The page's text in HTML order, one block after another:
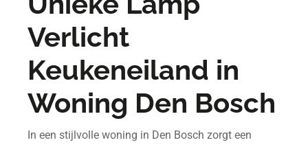
Verlicht
Keukeneiland in
Woning Den Bosch
In een stijlvolle woning in Den Bosch zorgt een